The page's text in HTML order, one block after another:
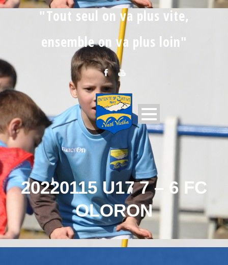
"Tout seul on va plus vite,
ensemble on va plus loin"
20220115 U17 7 – 6 FC
OLORON